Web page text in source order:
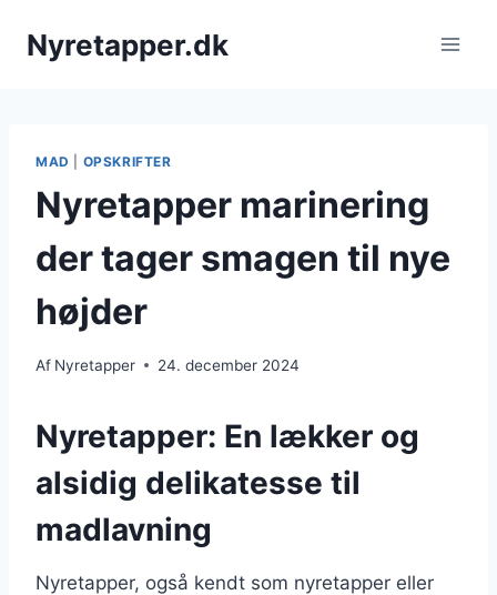
Nyretapper.dk
MAD OPSKRIFTER
Nyretapper marinering
der tager smagen til nye
højder
Af Nyretapper 24. december 2024
Nyretapper: En lækker og
alsidig delikatesse til
madlavning
Nyretapper, også kendt som nyretapper eller